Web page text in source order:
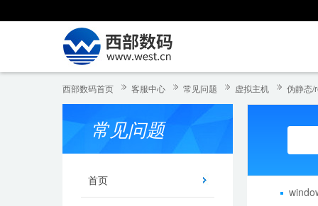
西部数码首页 客服中心 常见问题 虚拟主机 伪静态/
常见问题
首页